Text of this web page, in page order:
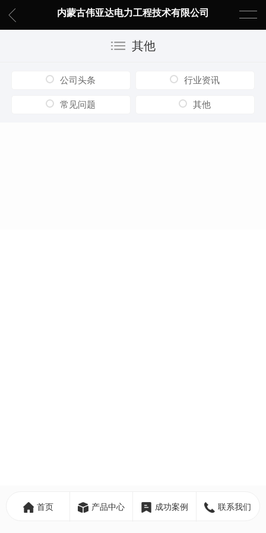
内蒙古伟亚达电力工程技术有限公司
其他
公司头条 行业资讯
常见问题 其他
首页 产品中心 成功案例 联系我们